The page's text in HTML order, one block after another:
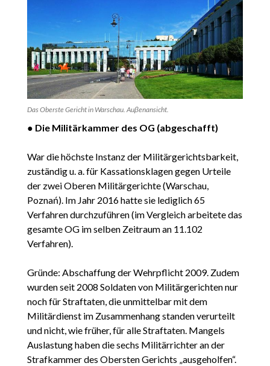
Das Oberste Gericht in Warschau. Auβenansicht.
● Die Militärkammer des OG (abgeschafft)
War die höchste Instanz der Militärgerichtsbarkeit,
zuständig u. a. für Kassationsklagen gegen Urteile
der zwei Oberen Militärgerichte (Warschau,
Poznań). Im Jahr 2016 hatte sie lediglich 65
Verfahren durchzuführen (im Vergleich arbeitete das
gesamte OG im selben Zeitraum an 11.102
Verfahren).
Gründe: Abschaffung der Wehrpflicht 2009. Zudem
wurden seit 2008 Soldaten von Militärgerichten nur
noch für Straftaten, die unmittelbar mit dem
Militärdienst im Zusammenhang standen verurteilt
und nicht, wie früher, für alle Straftaten. Mangels
Auslastung haben die sechs Militärrichter an der
Strafkammer des Obersten Gerichts „ausgeholfen“.